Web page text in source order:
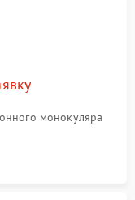
монокуляра